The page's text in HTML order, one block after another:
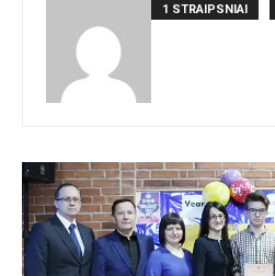
1 STRAIPSNIAI